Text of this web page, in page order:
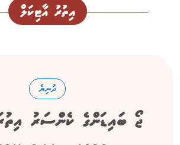
އިތުރު އާޓިކަލް
ދުނިޔެ
ޖޯ ބައިޑަންގެ ކެންސަރު